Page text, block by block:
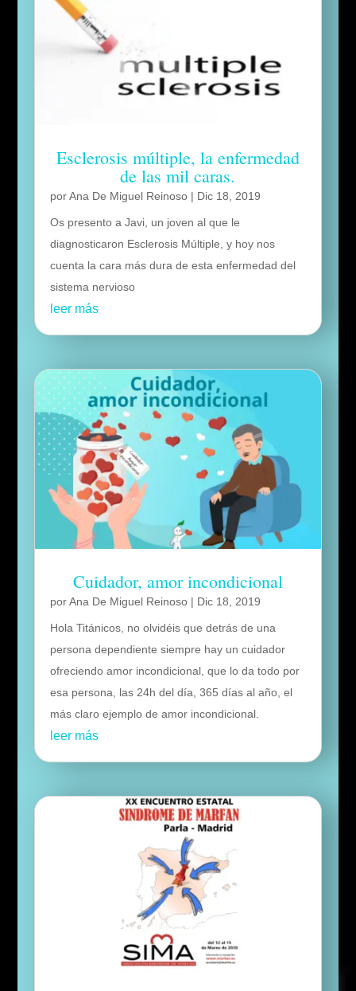
Esclerosis múltiple, la enfermedad
de las mil caras.
porAna De Miguel Reinoso| Dic 18, 2019
Os presento a Javi, un joven al que le
diagnosticaron Esclerosis Múltiple, y hoy nos
cuenta la cara más dura de esta enfermedad del
sistema nervioso
leer más
Cuidador, amor incondicional
porAna De Miguel Reinoso| Dic 18, 2019
Hola Titánicos, no olvidéis que detrás de una
persona dependiente siempre hay un cuidador
ofreciendo amor incondicional, que lo da todo por
esa persona, las 24h del día, 365 días al año, el
más claro ejemplo de amor incondicional.
leer más